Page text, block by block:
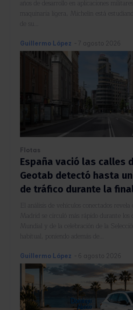
años de desarrollo en aplicaciones
maquinaria ligera, Michelin está
de su...
Guillermo López - 7 agosto 2026
Flotas
España vació las calles
Geotab detectó hasta
de tráfico durante la
El análisis de vehículos conectados revela
Madrid se circuló más rápido durante los
Mundial y de la celebración de la
habitual, poniendo además de...
Guillermo López - 6 agosto 2026